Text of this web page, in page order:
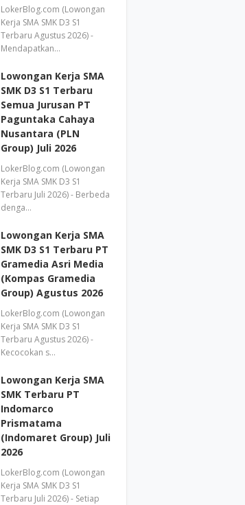
LokerBlog.com (Lowongan
Kerja SMA SMK D3 S1
Terbaru Agustus 2026) -
Mendapatkan…
Lowongan Kerja SMA
SMK D3 S1 Terbaru
Semua Jurusan PT
Paguntaka Cahaya
Nusantara (PLN
Group) Juli 2026
LokerBlog.com (Lowongan
Kerja SMA SMK D3 S1
Terbaru Juli 2026) - Berbeda
denga…
Lowongan Kerja SMA
SMK D3 S1 Terbaru PT
Gramedia Asri Media
(Kompas Gramedia
Group) Agustus 2026
LokerBlog.com (Lowongan
Kerja SMA SMK D3 S1
Terbaru Agustus 2026) -
Kecocokan s…
Lowongan Kerja SMA
SMK Terbaru PT
Indomarco
Prismatama
(Indomaret Group) Juli
2026
LokerBlog.com (Lowongan
Kerja SMA SMK D3 S1
Terbaru Juli 2026) - Setiap